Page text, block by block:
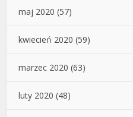
maj 2020 (57)
kwiecień 2020 (59)
marzec 2020 (63)
luty 2020 (48)